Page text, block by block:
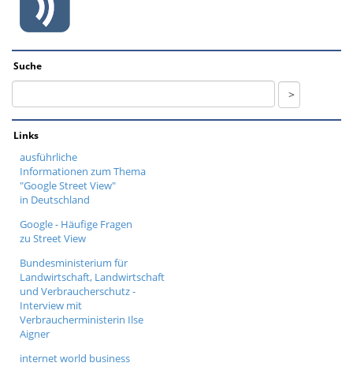
Suche
Links
ausführliche
Informationen zum Thema
"Google Street View"
in Deutschland
Google - Häufige Fragen
zu Street View
Bundesministerium für
Landwirtschaft, Landwirtschaft
und Verbraucherschutz -
Interview mit
Verbraucherministerin Ilse
Aigner
internet world business